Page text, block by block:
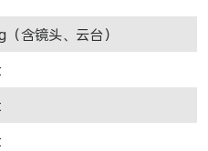
含镜头、云台）